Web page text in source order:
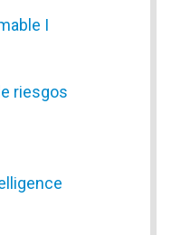
I
riesgos